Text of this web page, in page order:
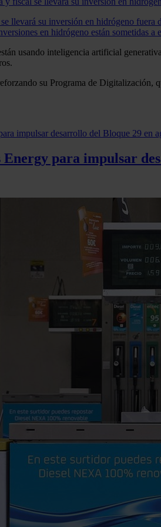
llevará su inversión en hidrógeno fuera
en hidrógeno están sometidas
usando inteligencia artificial
su Programa de Digitalización,
Energy para impulsar